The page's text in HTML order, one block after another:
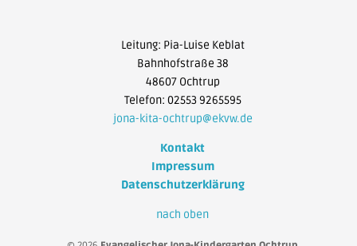
Leitung: Pia-Luise Keblat
Bahnhofstraße 38
48607 Ochtrup
Telefon: 02553 9265595
jona-kita-ochtrup@ekvw.de
Kontakt
Impressum
Datenschutzerklärung
nach oben